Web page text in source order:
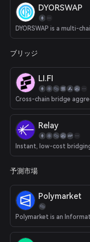
DYORSWAP
ブリッジ
LI.FI
Cross-chain bridge
Relay
Instant, low-cost
予測市場
Polymarket
Polymarket is an